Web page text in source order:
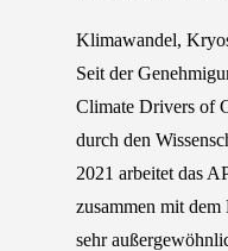
Klimawandel,
Seit der
Climate Drivers of
durch den
2021 arbeitet das
zusammen mit
sehr